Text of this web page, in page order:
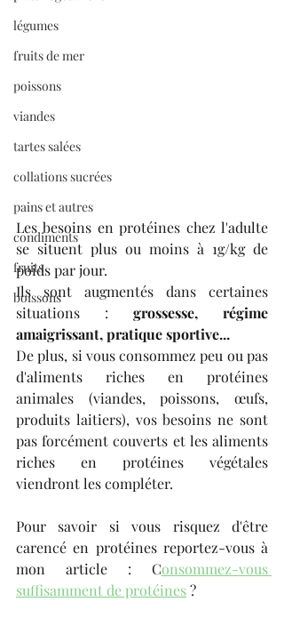
légumes
fruits de mer
poissons
viandes
tartes salées
collations sucrées
pains et autres
condiments
fruits
boissons
Les besoins en protéines chez l'adulte
se situent plus ou moins à 1g/kg de
poids par jour.
Ils sont augmentés dans certaines
situations : grossesse, régime
amaigrissant, pratique sportive...
De plus, si vous consommez peu ou pas
d'aliments riches en protéines
animales (viandes, poissons, œufs,
produits laitiers), vos besoins ne sont
pas forcément couverts et les aliments
riches en protéines végétales
viendront les compléter.
Pour savoir si vous risquez d'être
carencé en protéines reportez-vous à
mon article : Consommez-vous
suffisamment de protéines ?